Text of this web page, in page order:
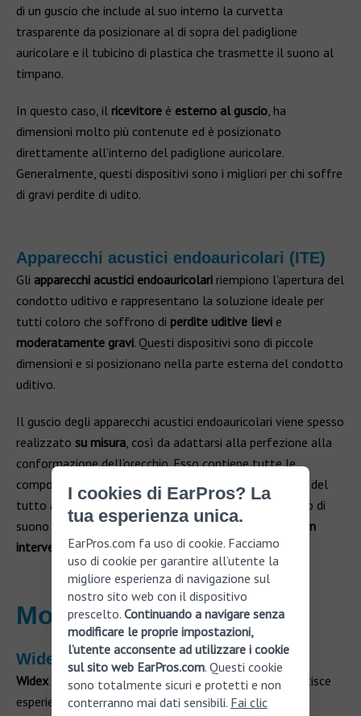
di un guscio che include al suo interno la curvetta
trasparente da posizionare al di sopra del padiglione
auricolare e il tubicino di plastica che trasmette il suono al
timpano.
In questo caso, il ricevitore è esterno al guscio, ha
dimensioni molto più contenute ed è posizionato
direttamente all’interno del padiglione auricolare.
Generalmente, questi dispositivi sono i migliori per chi soffre
di gravi perdite di udito.
Apparecchi acustici endoauricolari (ITE)
Gli apparecchi acustici endoauricolari riempiono l’apertura del
condotto uditivo e rappresentano la soluzione ideale per
tutti coloro che soffrono di perdite uditive lievi e
moderatamente gravi. Questi dispositivi sono di piccole
dimensioni e si posizionano nella parte esterna del condotto
uditivo.
Il guscio degli apparecchi acustici endoauricolari viene spesso
realizzato su misura, così da adattarsi alla perfezione alla
conformazione dell’orecchio. Esso contiene tutte le
componenti elettroniche principali e funziona in modo del
tutto automatico
. Infatti, consente di sentire ogni tipo di
suono proveniente dall’ambiente esterno, senza
nessun
intervento manuale.
Modelli Widex
Widex Moment™
Widex Moment™è un apparecchio acustico che garantisce
esperienze sonore uniche nel loro genere. Tra le
I cookies di EarPros? La
tua esperienza unica.
EarPros.com fa uso di cookie. Facciamo
uso di cookie per garantire all’utente la
migliore esperienza di navigazione sul
nostro sito web con il dispositivo
prescelto. Continuando a navigare senza
modificare le proprie impostazioni,
l’utente acconsente ad utilizzare i cookie
sul sito web EarPros.com. Questi cookie
sono totalmente sicuri e protetti e non
conterranno mai dati sensibili. Fai clic